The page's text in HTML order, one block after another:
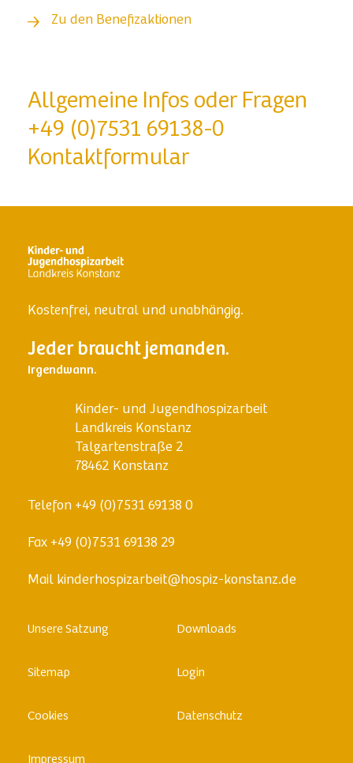
Zu den Benefizaktionen
Allgemeine Infos oder Fragen
+49 (0)7531 69138-0
Kontaktformular
Kostenfrei, neutral und unabhängig.
Jeder braucht jemanden.
Irgendwann.
Kinder- und Jugendhospizarbeit
Landkreis Konstanz
Talgartenstraße 2
78462 Konstanz
Telefon +49 (0)7531 69138 0
Fax +49 (0)7531 69138 29
Mail kinderhospizarbeit@hospiz-konstanz.de
to
Unsere Satzung Downloads
Sitemap Login
Cookies Datenschutz
Impressum